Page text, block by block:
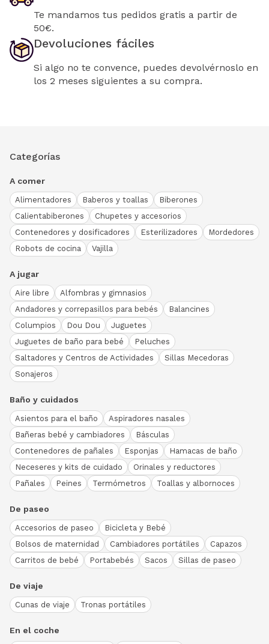
Te mandamos tus pedidos gratis a partir de
50€.
Devoluciones fáciles
Si algo no te convence, puedes devolvérnoslo en
los 2 meses siguientes a su compra.
Categorías
A comer
Alimentadores Baberos y toallas
Biberones
Calientabiberones
Chupetes y accesorios
Contenedores y dosificadores
Esterilizadores
Mordedores
Robots de cocina
Vajilla
A jugar
Aire libre
Alfombras y gimnasios
Andadores y correpasillos para bebés
Balancines
Columpios
Dou Dou
Juguetes
Juguetes de baño para bebé
Peluches
Saltadores y Centros de Actividades
Sillas Mecedoras
Sonajeros
Baño y cuidados
Asientos para el baño
Aspiradores nasales
Bañeras bebé y cambiadores
Básculas
Contenedores de pañales
Esponjas
Hamacas de baño
Neceseres y kits de cuidado
Orinales y reductores
Pañales
Peines Termómetros Toallas y albornoces
De paseo
Accesorios de paseo
Bicicleta y Bebé
Bolsos de maternidad
Cambiadores portátiles
Capazos
Carritos de bebé
Portabebés Sacos Sillas de paseo
De viaje
Cunas de viaje Tronas portátiles
En el coche